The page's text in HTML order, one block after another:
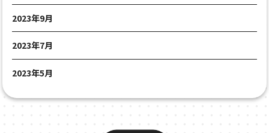
2023年9月
2023年7月
2023年5月